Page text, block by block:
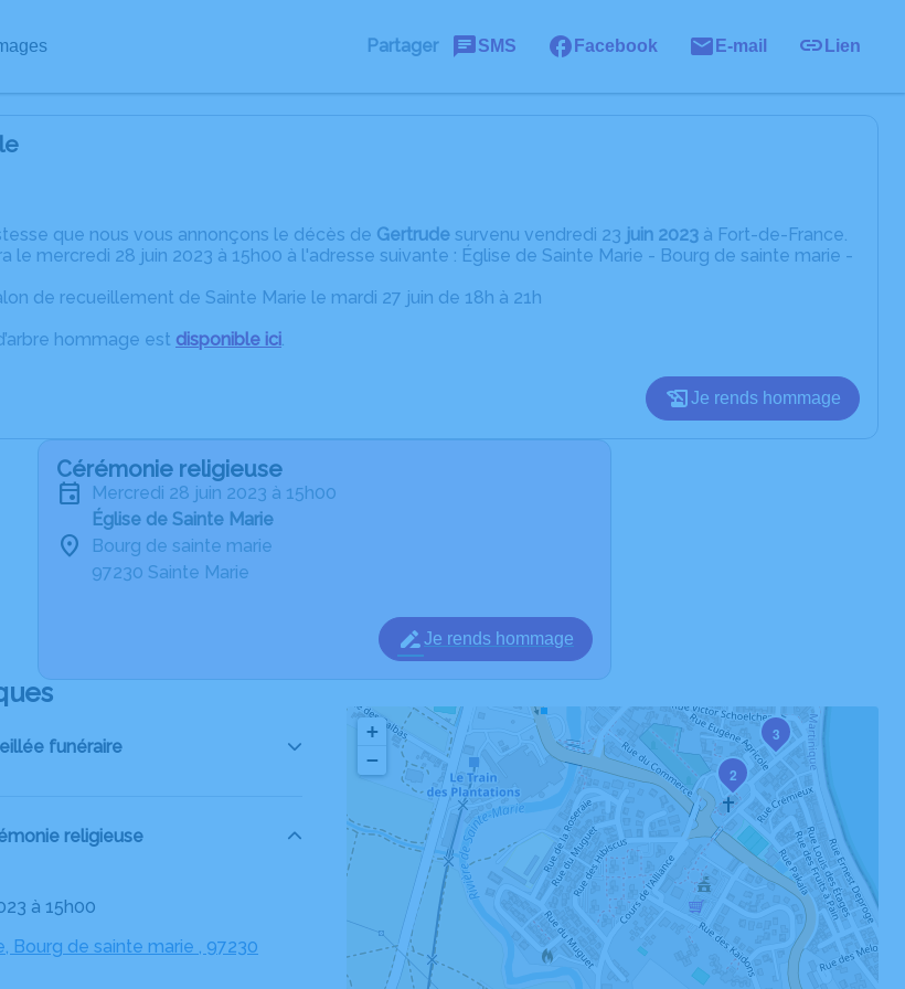
Partager SMS Facebook E-mail Lien
que nous vous annonçons le décès de Gertrude survenu vendredi 23 juin 2023 à Fort-de-France.
le mercredi 28 juin 2023 à 15h00 à l'adresse suivante : Église de Sainte Marie - Bourg de sainte marie -
de recueillement de Sainte Marie le mardi 27 juin de 18h à 21h
hommage est disponible ici.
Je rends hommage
Cérémonie religieuse
mercredi 28 juin 2023 à 15h00
Église de Sainte Marie
Bourg de sainte marie
97230 Sainte Marie
Je rends hommage
funéraire
religieuse
à 15h00
Bourg de sainte marie , 97230
2
3
+
−